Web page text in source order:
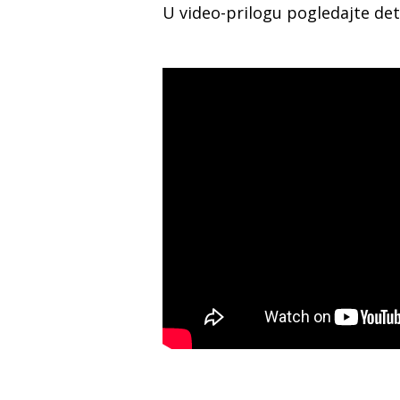
U video-prilogu pogledajte